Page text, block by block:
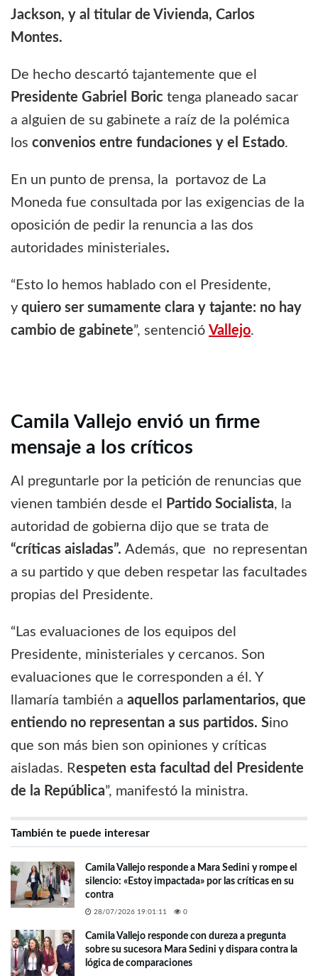
Jackson, y al titular de Vivienda, Carlos
Montes.
De hecho descartó tajantemente que el
Presidente Gabriel Boric tenga planeado sacar
a alguien de su gabinete a raíz de la polémica
los convenios entre fundaciones y el Estado.
En un punto de prensa, la portavoz de La
Moneda fue consultada por las exigencias de la
oposición de pedir la renuncia a las dos
autoridades ministeriales.
“Esto lo hemos hablado con el Presidente,
y quiero ser sumamente clara y tajante: no hay
cambio de gabinete”, sentenció Vallejo.
Camila Vallejo envió un firme
mensaje a los críticos
Al preguntarle por la petición de renuncias que
vienen también desde el
Partido Socialista, la
autoridad de gobierna dijo que se trata de
“críticas aisladas”. Además, que no representan
a su partido y que deben respetar las facultades
propias del Presidente.
“Las evaluaciones de los equipos del
Presidente, ministeriales y cercanos. Son
evaluaciones que le corresponden a él. Y
llamaría también a aquellos parlamentarios, que
entiendo no representan a sus partidos. Sino
que son más bien son opiniones y críticas
aisladas. Respeten esta facultad del Presidente
de la República”, manifestó la ministra.
También te puede interesar
Camila Vallejo responde a Mara Sedini y rompe el
silencio: «Estoy impactada» por las críticas en su
contra
28/07/2026 19:01:11 0
Camila Vallejo responde con dureza a pregunta
sobre su sucesora Mara Sedini y dispara contra la
lógica de comparaciones